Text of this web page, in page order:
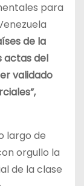
para
de la
actas del
validado
largo de
orgullo la
de la clase